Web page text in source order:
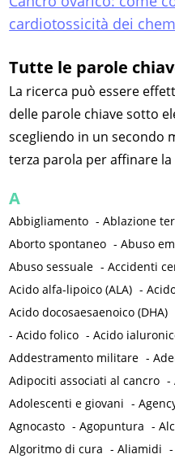
cardiotossicità dei
Tutte le parole
La ricerca può essere
delle parole chiave sotto
scegliendo in un secondo
terza parola per affinare la
A
Abbigliamento -Ablazione
Aborto spontaneo -Abuso
Abuso sessuale -Accidenti
Acido alfa-lipoico (ALA) -
Acido docosaesaenoico (DHA)
-Acido folico -Acido
Addestramento militare -
Adipociti associati al cancro -
Adolescenti e giovani -
Agnocasto -Agopuntura -
Algoritmo di cura -Aliamidi